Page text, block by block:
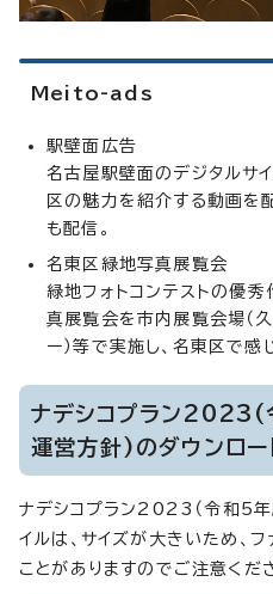
Meito-ads
駅壁面広告
名古屋駅壁面のデジタルサイ
区の魅力を紹介する動画を
も配信。
名東区緑地写真展覧会
緑地フォトコンテストの優
真展覧会を市内展覧会場（
ー）等で実施し、名東区で感
ナデシコプラン2023(
運営方針)のダウンロー
ナデシコプラン2023（令和5年
イルは、サイズが大きいため、
ことがありますのでご注意くだ